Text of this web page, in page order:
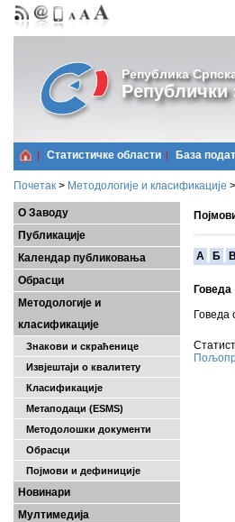
Република
Републички
Статистичке области Базa
Почетак > Методологије и класификације >
О Заводу
Публикације
Календар публиковања
Обрасци
Методологије и
класификације
Знакови и скраћенице
Извјештаји о квалитету
Класификације
Метаподаци (ESMS)
Методолошки документи
Обрасци
Појмови и дефиниције
Новинари
Мултимедија
A Б В
Говеда
Говеда